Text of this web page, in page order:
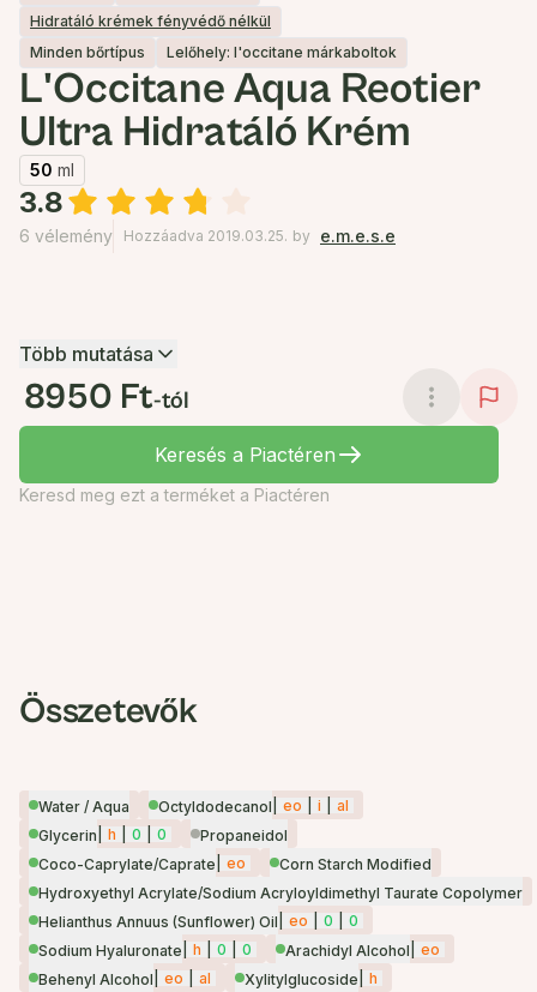
Hidratáló krémek fényvédő nélkül
Minden bőrtípus
Lelőhely: l'occitane márkaboltok
L'Occitane Aqua Reotier
Ultra Hidratáló Krém
50 ml
3.8
6 vélemény Hozzáadva 2019.03.25. by e.m.e.s.e
Több mutatása
8950 Ft-tól
Keresés a Piactéren
Keresd meg ezt a terméket a Piactéren
Összetevők
Water / Aqua Octyldodecanol eo i
al
Glycerin
h 0 0
Propaneidol
Coco-Caprylate/Caprate
eo
Corn Starch Modified
Hydroxyethyl Acrylate/Sodium Acryloyldimethyl Taurate Copolymer
Helianthus Annuus (Sunflower) Oil
eo 0
0
Sodium Hyaluronate
h 0 0 Arachidyl Alcohol
eo
Behenyl Alcohol
eo al Xylitylglucoside
h